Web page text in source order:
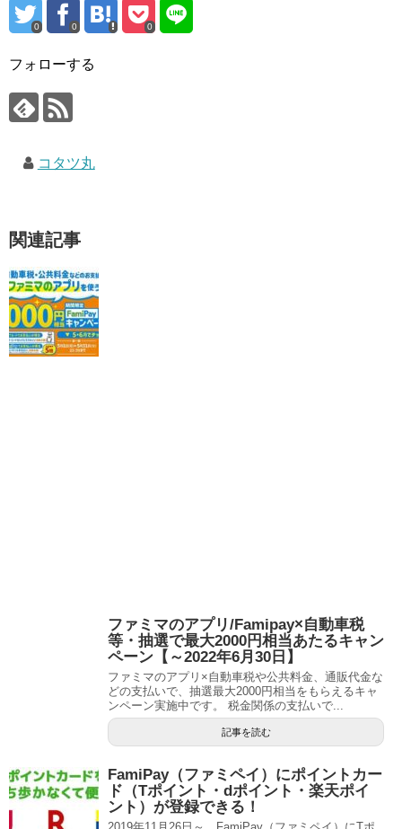
0 0 0
フォローする
コタツ丸
関連記事
ファミマのアプリ/Famipay×自動車税
等・抽選で最大2000円相当あたるキャン
ペーン【～2022年6月30日】
ファミマのアプリ×自動車税や公共料金、通販代金な
どの支払いで、抽選最大2000円相当をもらえるキャ
ンペーン実施中です。 税金関係の支払いで...
記事を読む
FamiPay（ファミペイ）にポイントカー
ド（Tポイント・dポイント・楽天ポイ
ント）が登録できる！